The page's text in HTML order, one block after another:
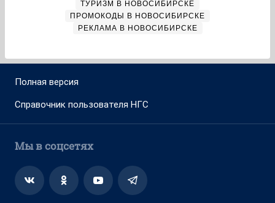
ТУРИЗМ В НОВОСИБИРСКЕ
ПРОМОКОДЫ В НОВОСИБИРСКЕ
РЕКЛАМА В НОВОСИБИРСКЕ
Полная версия
Справочник пользователя НГС
Мы в соцсетях